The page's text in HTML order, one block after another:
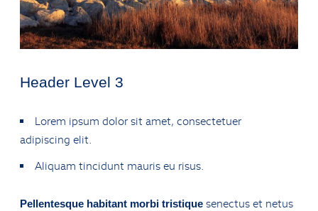
Header Level 3
Lorem ipsum dolor sit amet, consectetuer
adipiscing elit.
Aliquam tincidunt mauris eu risus.
Pellentesque habitant morbi tristique senectus et netus